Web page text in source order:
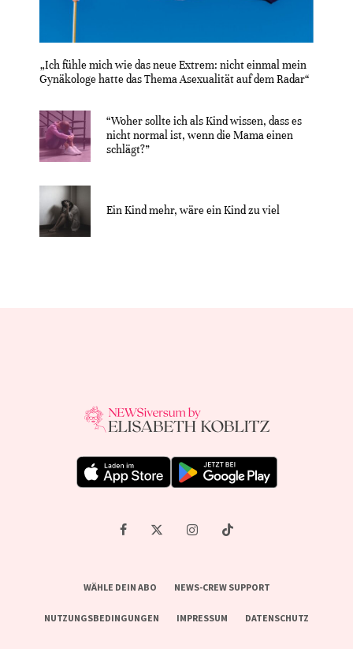
„Ich fühle mich wie das neue Extrem: nicht einmal mein
Gynäkologe hatte das Thema Asexualität auf dem Radar“
“Woher sollte ich als Kind wissen, dass es
nicht normal ist, wenn die Mama einen
schlägt?”
Ein Kind mehr, wäre ein Kind zu viel
WÄHLE DEIN ABO NEWS-CREW SUPPORT
NUTZUNGSBEDINGUNGEN IMPRESSUM DATENSCHUTZ